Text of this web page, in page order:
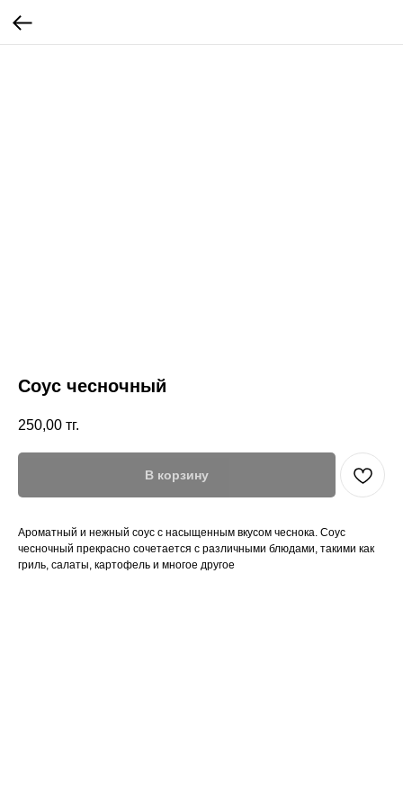
Соус чесночный
250,00 тг.
В корзину
Ароматный и нежный соус с насыщенным вкусом чеснока. Соус
чесночный прекрасно сочетается с различными блюдами, такими как
гриль, салаты, картофель и многое другое